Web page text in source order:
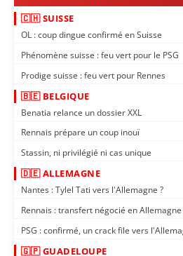
🇨🇭 SUISSE
OL : coup dingue confirmé en Suisse
Phénomène suisse : feu vert pour le PSG
Prodige suisse : feu vert pour Rennes
🇧🇪 BELGIQUE
Benatia relance un dossier XXL
Rennais prépare un coup inouï
Stassin, ni privilégié ni cas unique
🇩🇪 ALLEMAGNE
Nantes : Tylel Tati vers l'Allemagne ?
Rennais : transfert négocié en Allemagne
PSG : confirmé, un crack file vers
🇬🇵 GUADELOUPE